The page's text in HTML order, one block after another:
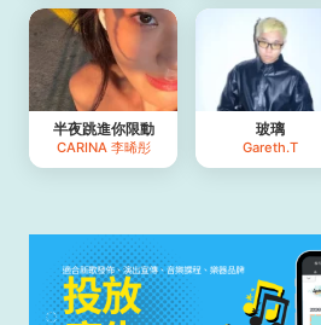
半夜跳進你限動
CARINA 李晞彤
玻璃
Gareth.T